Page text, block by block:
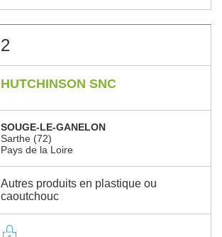
2
HUTCHINSON SNC
SOUGE-LE-GANELON
Sarthe (72)
Pays de la Loire
Autres produits en plastique ou
caoutchouc